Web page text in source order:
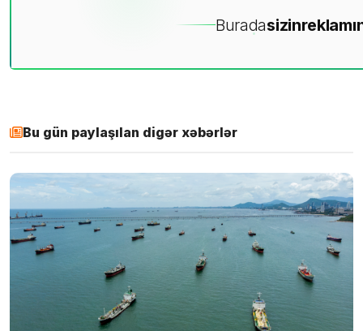
Buradasizin
Bu gün paylaşılan digər xəbərlər